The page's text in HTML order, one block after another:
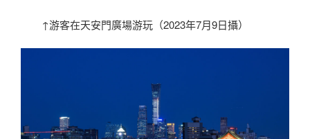
↑游客在天安門廣場游玩（2023年7月9日攝）